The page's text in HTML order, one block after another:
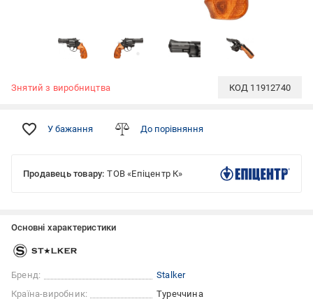
Знятий з виробництва КОД 11912740
У бажання До порівняння
Продавець товару: ТОВ «Епіцентр К»
Основні характеристики
Бренд:
Stalker
Країна-виробник:
Туреччина